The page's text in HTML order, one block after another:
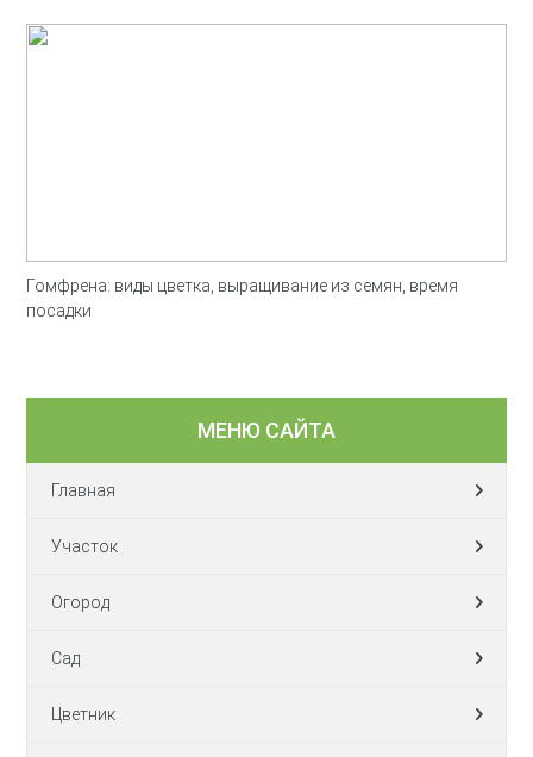
Гомфрена: виды цветка, выращивание из семян, время
посадки
МЕНЮ САЙТА
Главная
Участок
Огород
Сад
Цветник